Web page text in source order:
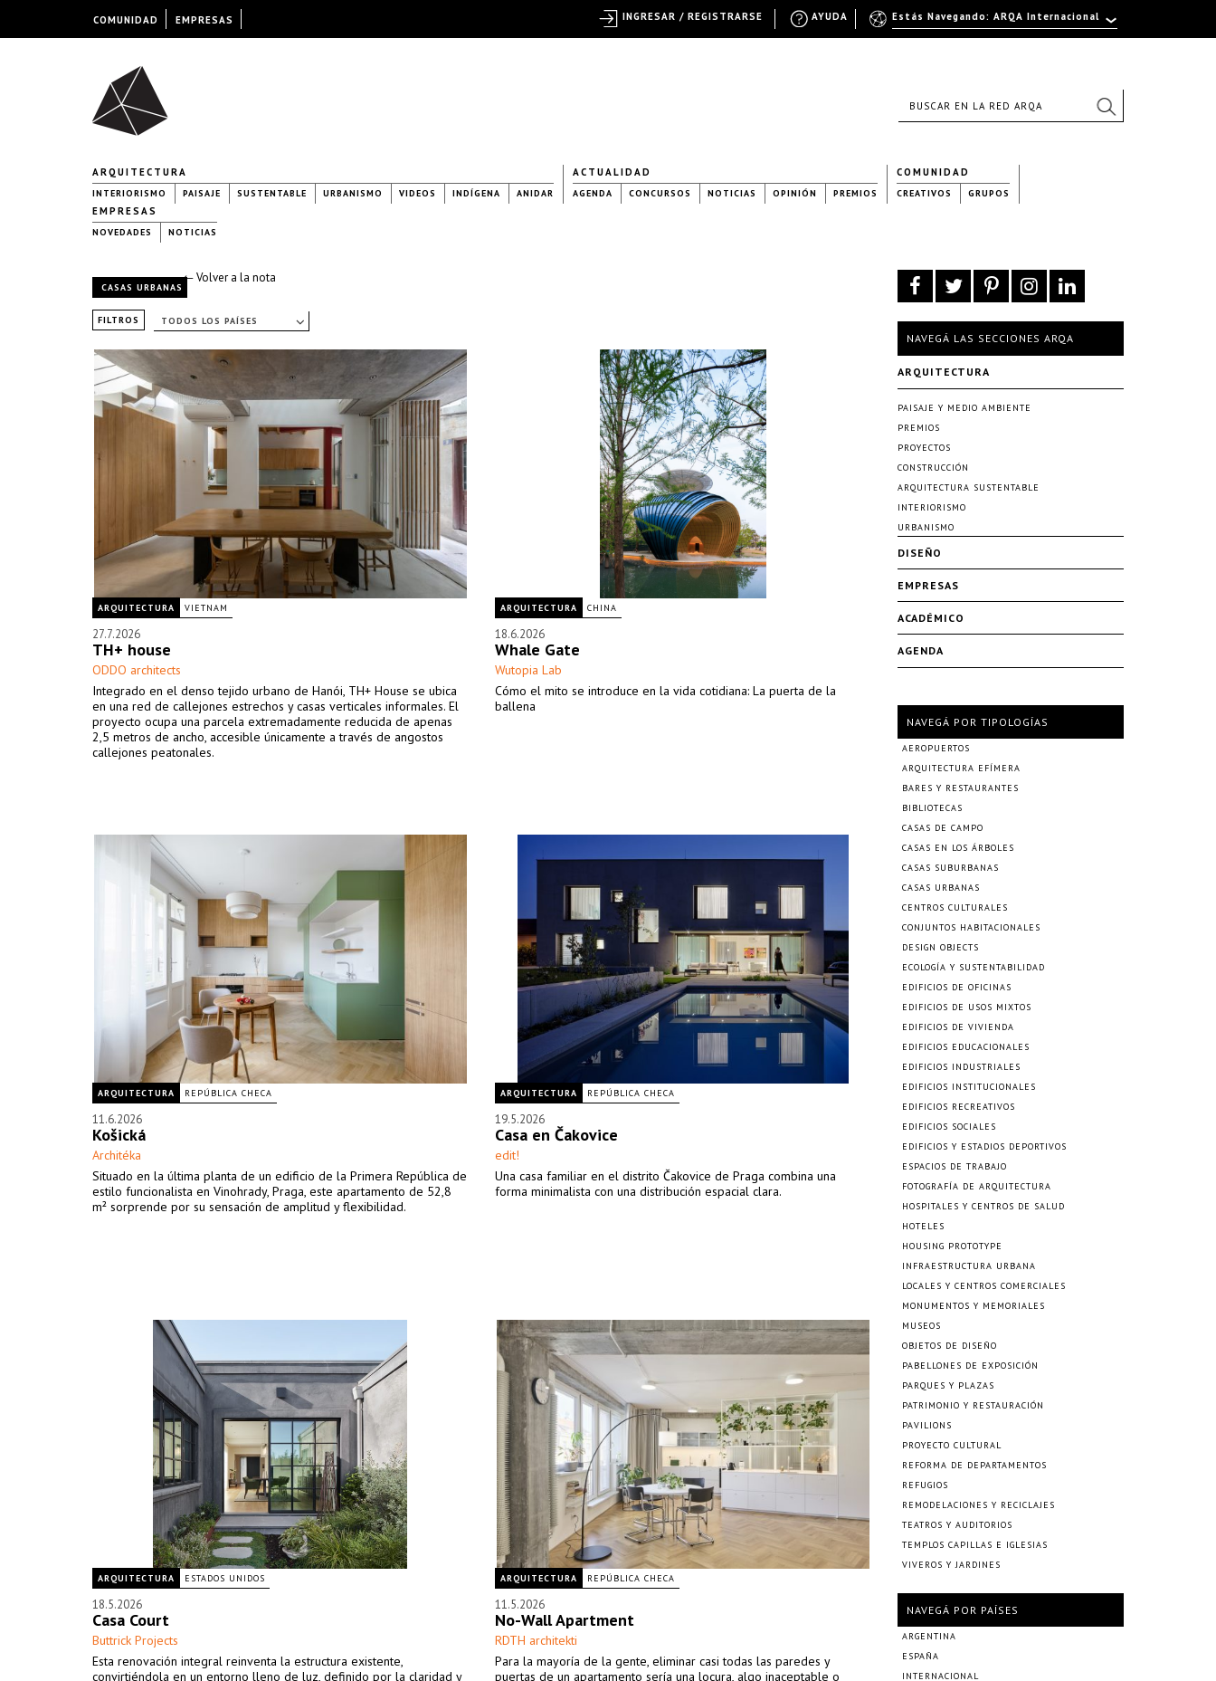
ARQUITECTURA
INTERIORISMO PAISAJE SUSTENTABLE URBANISMO VIDEOS INDÍGENA ANIDAR
ACTUALIDAD
AGENDA CONCURSOS NOTICIAS OPINIÓN PREMIOS
COMUNIDAD
CREATIVOS GRUPOS
EMPRESAS
NOVEDADES NOTICIAS
← Volver a la nota
CASAS URBANAS
FILTROS TODOS LOS PAÍSES
ARQUITECTURA VIETNAM
27.7.2026
TH+ house
ODDO architects
Integrado en el denso tejido urbano de Hanói, TH+ House se ubica
en una red de callejones estrechos y casas verticales informales. El
proyecto ocupa una parcela extremadamente reducida de apenas
2,5 metros de ancho, accesible únicamente a través de angostos
callejones peatonales.
ARQUITECTURA CHINA
18.6.2026
Whale Gate
Wutopia Lab
Cómo el mito se introduce en la vida cotidiana: La puerta de la
ballena
ARQUITECTURA REPÚBLICA CHECA
11.6.2026
Košická
Architéka
Situado en la última planta de un edificio de la Primera República de
estilo funcionalista en Vinohrady, Praga, este apartamento de 52,8
m² sorprende por su sensación de amplitud y flexibilidad.
ARQUITECTURA REPÚBLICA CHECA
19.5.2026
Casa en Čakovice
edit!
Una casa familiar en el distrito Čakovice de Praga combina una
forma minimalista con una distribución espacial clara.
ARQUITECTURA ESTADOS UNIDOS
18.5.2026
Casa Court
Buttrick Projects
Esta renovación integral reinventa la estructura existente,
convirtiéndola en un entorno lleno de luz, definido por la claridad y
ARQUITECTURA REPÚBLICA CHECA
11.5.2026
No-Wall Apartment
RDTH architekti
Para la mayoría de la gente, eliminar casi todas las paredes y
puertas de un apartamento sería una locura, algo inaceptable o
NAVEGÁ LAS SECCIONES ARQA
ARQUITECTURA
PAISAJE Y MEDIO AMBIENTE
PREMIOS
PROYECTOS
CONSTRUCCIÓN
ARQUITECTURA SUSTENTABLE
INTERIORISMO
URBANISMO
DISEÑO
EMPRESAS
ACADÉMICO
AGENDA
NAVEGÁ POR TIPOLOGÍAS
AEROPUERTOS
ARQUITECTURA EFÍMERA
BARES Y RESTAURANTES
BIBLIOTECAS
CASAS DE CAMPO
CASAS EN LOS ÁRBOLES
CASAS SUBURBANAS
CASAS URBANAS
CENTROS CULTURALES
CONJUNTOS HABITACIONALES
DESIGN OBJECTS
ECOLOGÍA Y SUSTENTABILIDAD
EDIFICIOS DE OFICINAS
EDIFICIOS DE USOS MIXTOS
EDIFICIOS DE VIVIENDA
EDIFICIOS EDUCACIONALES
EDIFICIOS INDUSTRIALES
EDIFICIOS INSTITUCIONALES
EDIFICIOS RECREATIVOS
EDIFICIOS SOCIALES
EDIFICIOS Y ESTADIOS DEPORTIVOS
ESPACIOS DE TRABAJO
FOTOGRAFÍA DE ARQUITECTURA
HOSPITALES Y CENTROS DE SALUD
HOTELES
HOUSING PROTOTYPE
INFRAESTRUCTURA URBANA
LOCALES Y CENTROS COMERCIALES
MONUMENTOS Y MEMORIALES
MUSEOS
OBJETOS DE DISEÑO
PABELLONES DE EXPOSICIÓN
PARQUES Y PLAZAS
PATRIMONIO Y RESTAURACIÓN
PAVILIONS
PROYECTO CULTURAL
REFORMA DE DEPARTAMENTOS
REFUGIOS
REMODELACIONES Y RECICLAJES
TEATROS Y AUDITORIOS
TEMPLOS CAPILLAS E IGLESIAS
VIVEROS Y JARDINES
NAVEGÁ POR PAÍSES
ARGENTINA
ESPAÑA
INTERNACIONAL
COMUNIDAD EMPRESAS Estás Navegando: ARQA Internacional
AYUDA
INGRESAR / REGISTRARSE